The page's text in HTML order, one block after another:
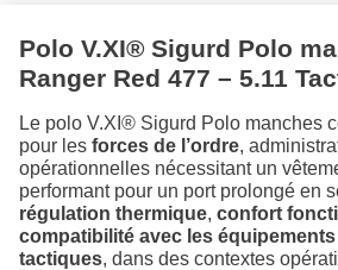
Polo V.XI® Sigurd Polo
Ranger Red 477 – 5.11
Le polo V.XI® Sigurd Polo manches
pour les forces de l’ordre,
opérationnelles nécessitant un
performant pour un port prolongé en
régulation thermique, confort
compatibilité avec les
tactiques, dans des contextes